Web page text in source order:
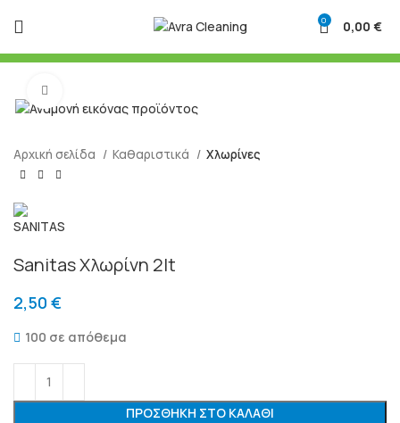
0 0,00 €
Αρχική σελίδα Καθαριστικά Χλωρίνες
Sanitas Χλωρίνη 2lt
2,50 €
100 σε απόθεμα
ΠΡΟΣΘΉΚΗ ΣΤΟ ΚΑΛΆΘΙ